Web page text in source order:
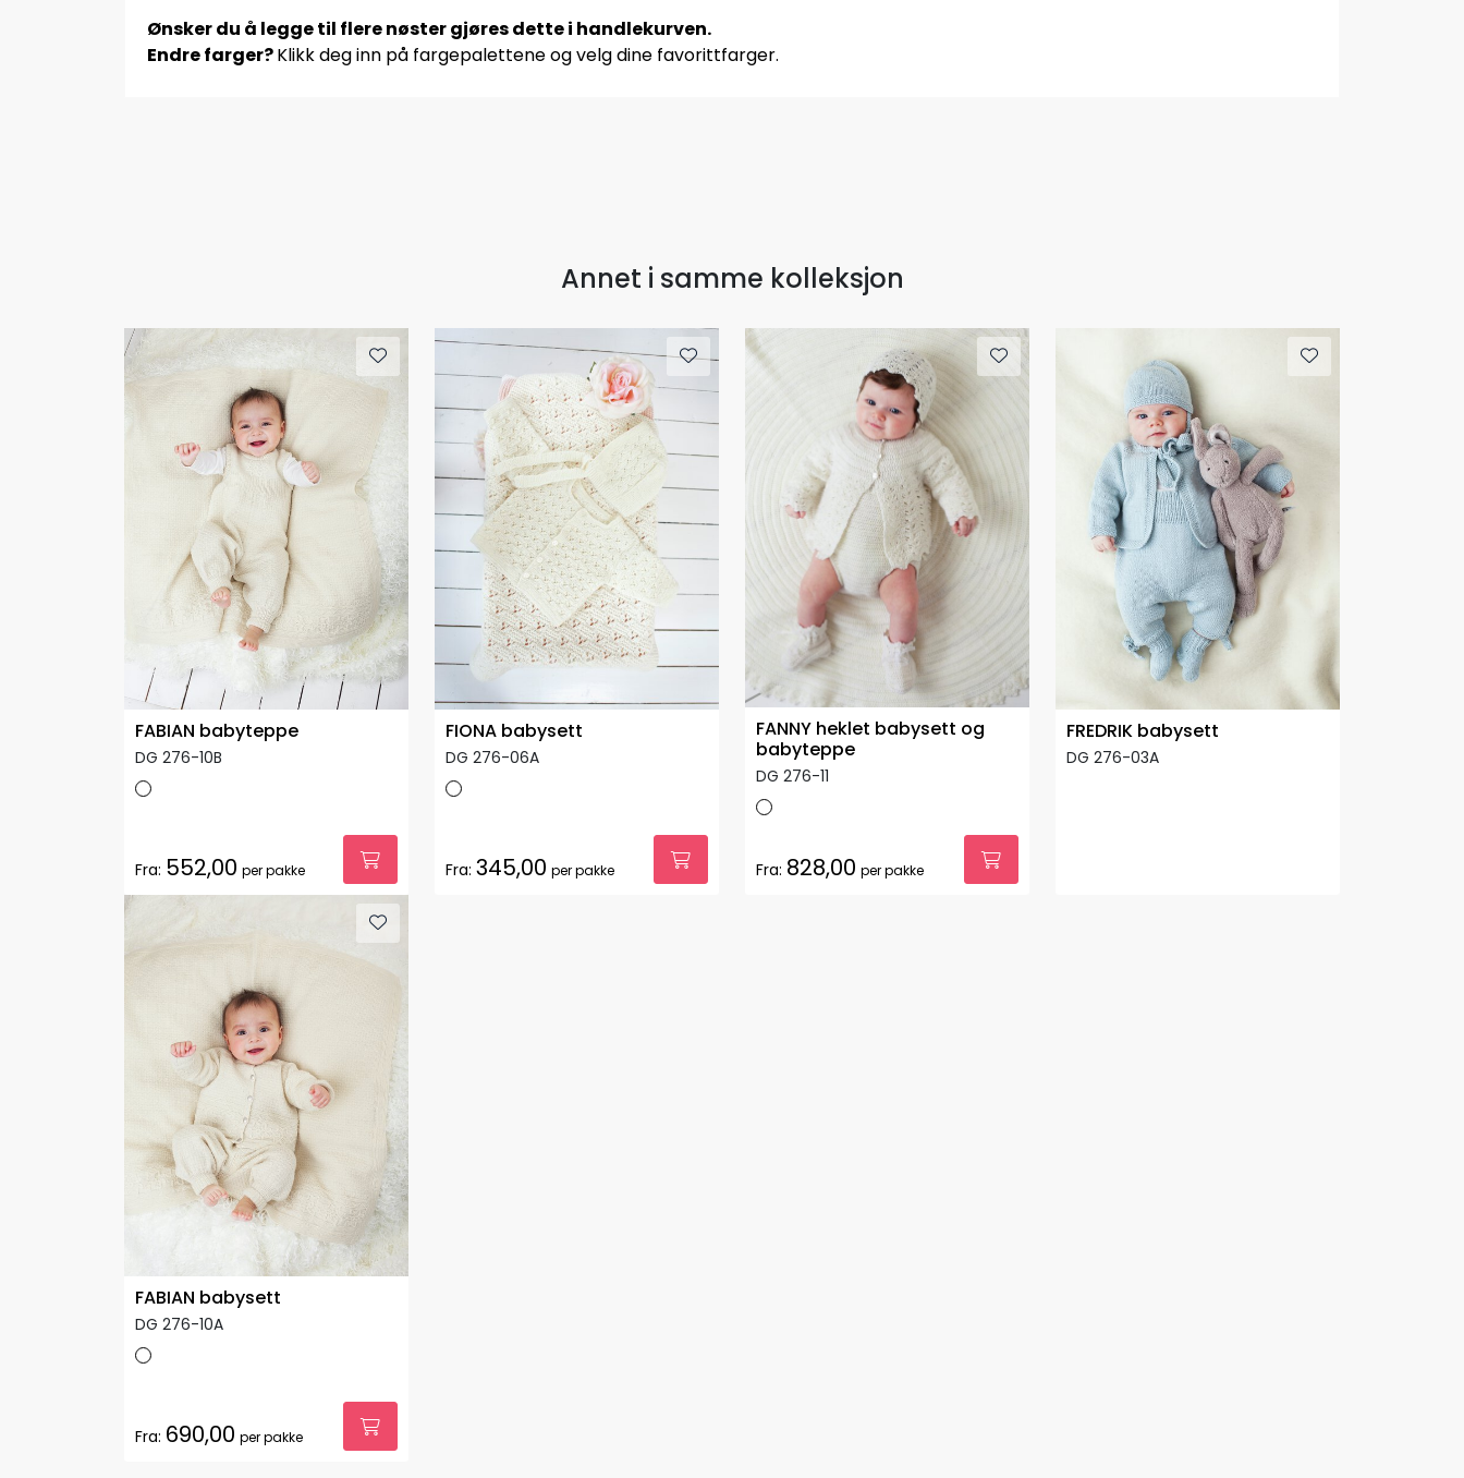
Ønsker du å legge til flere nøster gjøres dette i handlekurven.
Endre farger?Klikk deg inn på fargepalettene og velg dine favorittfarger.
Annet i samme kolleksjon
FABIAN babyteppe
DG 276-10B
Fra: 552,00 per pakke
FIONA babysett
DG 276-06A
Fra: 345,00 per pakke
FANNY heklet babysett og
babyteppe
DG 276-11
Fra: 828,00 per pakke
FREDRIK babysett
DG 276-03A
FABIAN babysett
DG 276-10A
Fra: 690,00 per pakke